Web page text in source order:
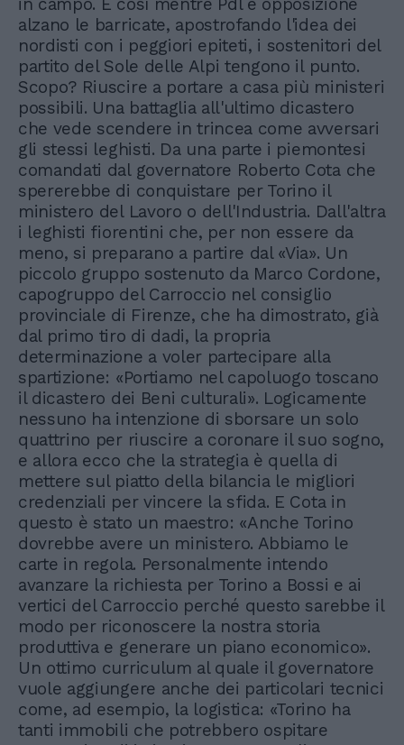
alzano le barricate, apostrofando l'idea dei
nordisti con i peggiori epiteti, i sostenitori del
partito del Sole delle Alpi tengono il punto.
Scopo? Riuscire a portare a casa più ministeri
possibili. Una battaglia all'ultimo dicastero
che vede scendere in trincea come avversari
gli stessi leghisti. Da una parte i piemontesi
comandati dal governatore Roberto Cota che
spererebbe di conquistare per Torino il
ministero del Lavoro o dell'Industria. Dall'altra
i leghisti fiorentini che, per non essere da
meno, si preparano a partire dal «Via». Un
piccolo gruppo sostenuto da Marco Cordone,
capogruppo del Carroccio nel consiglio
provinciale di Firenze, che ha dimostrato, già
dal primo tiro di dadi, la propria
determinazione a voler partecipare alla
spartizione: «Portiamo nel capoluogo toscano
il dicastero dei Beni culturali». Logicamente
nessuno ha intenzione di sborsare un solo
quattrino per riuscire a coronare il suo sogno,
e allora ecco che la strategia è quella di
mettere sul piatto della bilancia le migliori
credenziali per vincere la sfida. E Cota in
questo è stato un maestro: «Anche Torino
dovrebbe avere un ministero. Abbiamo le
carte in regola. Personalmente intendo
avanzare la richiesta per Torino a Bossi e ai
vertici del Carroccio perché questo sarebbe il
modo per riconoscere la nostra storia
produttiva e generare un piano economico».
Un ottimo curriculum al quale il governatore
vuole aggiungere anche dei particolari tecnici
come, ad esempio, la logistica: «Torino ha
tanti immobili che potrebbero ospitare